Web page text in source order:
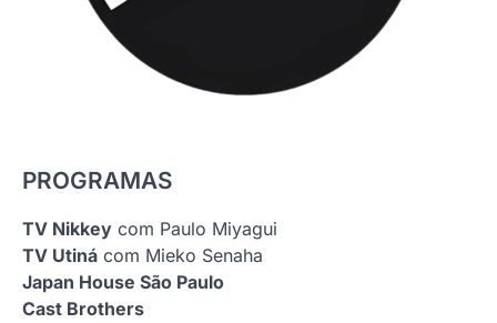
PROGRAMAS
TV Nikkey com Paulo Miyagui
TV Utiná com Mieko Senaha
Japan House São Paulo
Cast Brothers